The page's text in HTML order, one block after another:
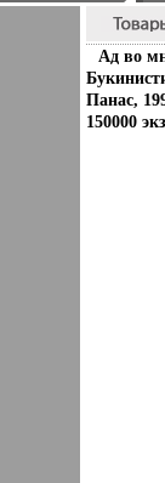
Ад во
Панас,
150000